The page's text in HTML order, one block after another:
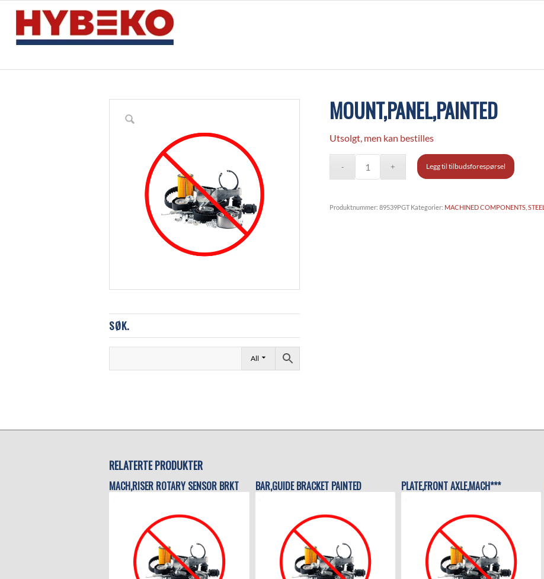
SØK.
All
MOUNT,PANEL,PAINTED
Utsolgt, men kan bestilles
Legg til tilbudsforespørsel
Produktnummer:89539PGT Kategorier: MACHINED COMPONENTS, STEEL
RELATERTE PRODUKTER
MACH,RISER ROTARY SENSOR BRKT BAR,GUIDE BRACKET PAINTED PLATE,FRONT AXLE,MACH***